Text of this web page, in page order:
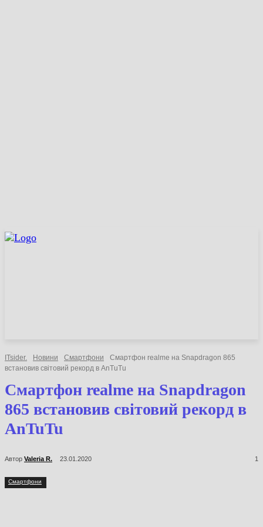
ITsider. Новини Смартфони
Смартфон realme на Snapdragon 865
встановив світовий рекорд в AnTuTu
Смартфон realme на Snapdragon
865 встановив світовий рекорд в
AnTuTu
Автор Valeria R. 23.01.2020 1
Смартфони